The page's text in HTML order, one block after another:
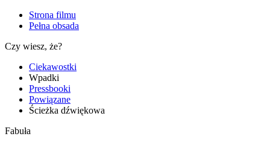
Strona filmu
Pełna obsada
Czy wiesz, że?
Ciekawostki
Wpadki
Pressbooki
Powiązane
Ścieżka dźwiękowa
Fabuła